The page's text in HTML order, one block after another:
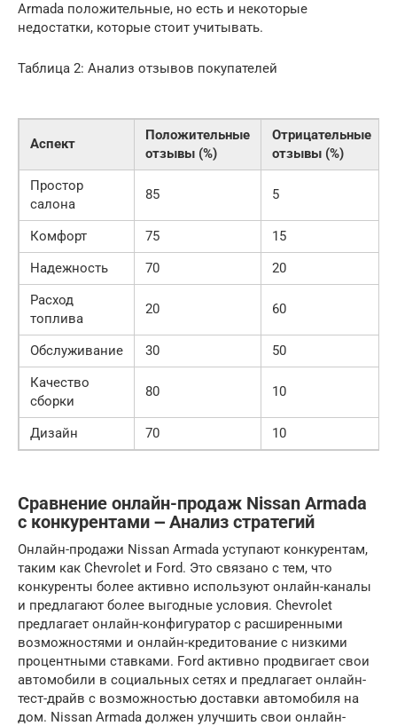
Armada положительные, но есть и некоторые
недостатки, которые стоит учитывать.
Таблица 2: Анализ отзывов покупателей
Аспект
Положительные
отзывы (%)
Отрицательные
отзывы (%)
Простор
салона
85 5
Комфорт 75 15
Надежность
70 20
Расход
топлива
20 60
Обслуживание 30 50
Качество
сборки
80 10
Дизайн 70 10
Сравнение онлайн-продаж Nissan Armada
с конкурентами ౼ Анализ стратегий
Онлайн-продажи Nissan Armada уступают конкурентам,
таким как Chevrolet и Ford. Это связано с тем, что
конкуренты более активно используют онлайн-каналы
и предлагают более выгодные условия. Chevrolet
предлагает онлайн-конфигуратор с расширенными
возможностями и онлайн-кредитование с низкими
процентными ставками. Ford активно продвигает свои
автомобили в социальных сетях и предлагает онлайн-
тест-драйв с возможностью доставки автомобиля на
дом. Nissan Armada должен улучшить свои онлайн-